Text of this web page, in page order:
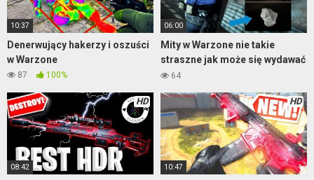
10:37
Denerwujący hakerzy i oszuści
w Warzone
87 100%
06:00
Mity w Warzone nie takie
straszne jak może się wydawać
– część 3
64
HD
08:42
HD
10:47